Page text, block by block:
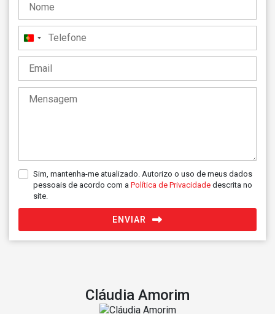
Portugal
+351
Sim, mantenha-me atualizado. Autorizo o uso de meus dados
pessoais de acordo com a Política de Privacidade descrita no
site.
ENVIAR
Cláudia Amorim